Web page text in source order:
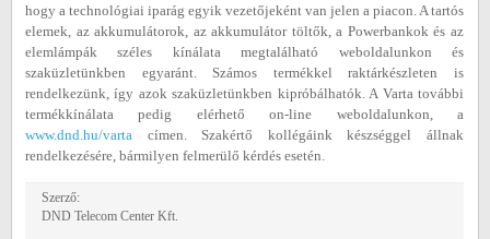
hogy a technológiai iparág egyik vezetőjeként van jelen a piacon. A tartós
elemek, az akkumulátorok, az akkumulátor töltők, a Powerbankok és az
elemlámpák széles kínálata megtalálható weboldalunkon és
szaküzletünkben egyaránt. Számos termékkel raktárkészleten is
rendelkezünk, így azok szaküzletünkben kipróbálhatók. A Varta további
termékkínálata pedig elérhető on-line weboldalunkon, a
www.dnd.hu/varta címen. Szakértő kollégáink készséggel állnak
rendelkezésére, bármilyen felmerülő kérdés esetén.
Szerző:
DND Telecom Center Kft.